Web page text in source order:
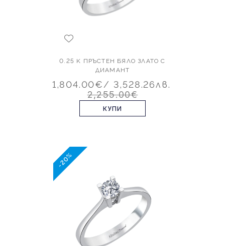
0.25 K ПРЪСТЕН БЯЛО ЗЛАТО С
ДИАМАНТ
1,804.00€/ 3,528.26лв.
2,255.00€
КУПИ
-20%